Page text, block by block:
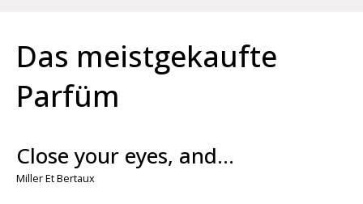
Das meistgekaufte
Parfüm
Close your eyes, and...
Miller Et Bertaux